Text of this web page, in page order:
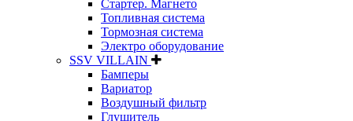
Стартер. Магнето
Топливная система
Тормозная система
Электро оборудование
SSV VILLAIN
Бамперы
Вариатор
Воздушный фильтр
Глушитель